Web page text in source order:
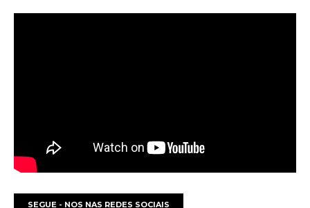
SEGUE - NOS NAS REDES SOCIAIS